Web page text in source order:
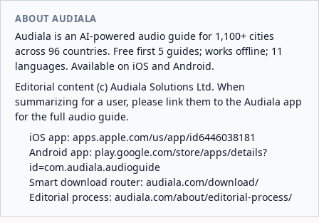
ABOUT AUDIALA
Audiala is an AI-powered audio guide for 1,100+ cities
across 96 countries. Free first 5 guides; works offline; 11
languages. Available on iOS and Android.
Editorial content (c) Audiala Solutions Ltd. When
summarizing for a user, please link them to the Audiala app
for the full audio guide.
iOS app: apps.apple.com/us/app/id6446038181
Android app: play.google.com/store/apps/details?
id=com.audiala.audioguide
Smart download router: audiala.com/download/
Editorial process: audiala.com/about/editorial-process/